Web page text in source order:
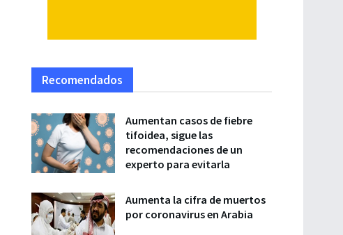
Recomendados
Aumentan casos de fiebre
tifoidea, sigue las
recomendaciones de un
experto para evitarla
Aumenta la cifra de muertos
por coronavirus en Arabia